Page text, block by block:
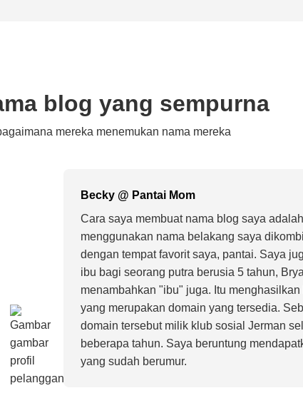
blog yang sempurna
mereka menemukan nama mereka
Becky @ Pantai Mom
Cara saya membuat nama blog saya
menggunakan nama belakang saya
dengan tempat favorit saya, pantai. Saya
ibu bagi seorang putra berusia 5 tahun,
menambahkan "ibu" juga. Itu menghasilkan
yang merupakan domain yang tersedia.
domain tersebut milik klub sosial Jerman
beberapa tahun. Saya beruntung
yang sudah berumur.